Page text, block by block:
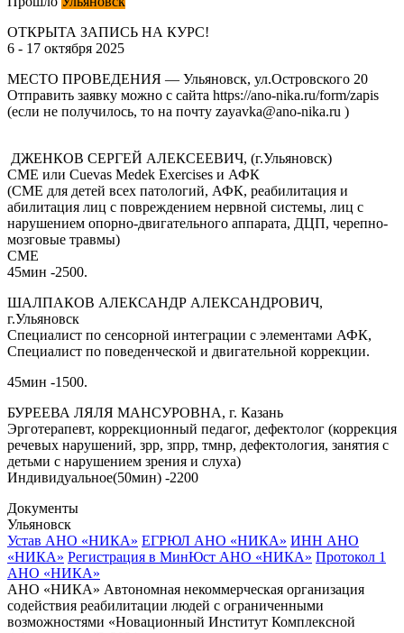
ОТКРЫТА ЗАПИСЬ НА КУРС!
6 - 17 октября 2025
МЕСТО ПРОВЕДЕНИЯ — Ульяновск, ул.Островского 20
Отправить заявку можно с сайта https://ano-nika.ru/form/zapis
(если не получилось, то на почту zayavka@ano-nika.ru )
ДЖЕНКОВ СЕРГЕЙ АЛЕКСЕЕВИЧ, (г.Ульяновск)
СМЕ или Cuevas Medek Exercises и АФК
(СМЕ для детей всех патологий, АФК, реабилитация и
абилитация лиц с повреждением нервной системы, лиц с
нарушением опорно-двигательного аппарата, ДЦП, черепно-
мозговые травмы)
СМЕ
45мин -2500.
ШАЛПАКОВ АЛЕКСАНДР АЛЕКСАНДРОВИЧ,
г.Ульяновск
Специалист по сенсорной интеграции с элементами АФК,
Специалист по поведенческой и двигательной коррекции.
45мин -1500.
БУРЕЕВА ЛЯЛЯ МАНСУРОВНА, г. Казань
Эрготерапевт, коррекционный педагог, дефектолог (коррекция
речевых нарушений, зрр, зпрр, тмнр, дефектология, занятия с
детьми с нарушением зрения и слуха)
Индивидуальное(50мин) -2200
Документы
Ульяновск
Устав АНО «НИКА» ЕГРЮЛ АНО «НИКА» ИНН АНО
«НИКА» Регистрация в МинЮст АНО «НИКА» Протокол 1
АНО «НИКА»
АНО «НИКА» Автономная некоммерческая организация
содействия реабилитации людей с ограниченными
возможностями «Новационный Институт Комплексной